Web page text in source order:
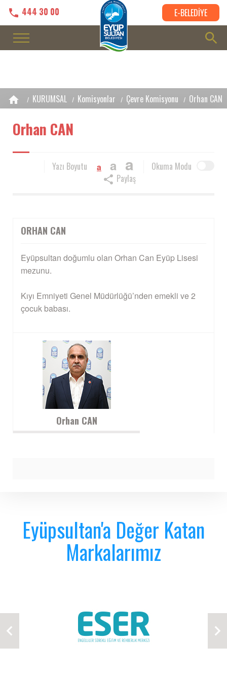
444 30 00 E-BELEDİYE
KURUMSAL Komisyonlar Çevre Komisyonu Orhan CAN
Orhan CAN
Okuma Modu
Yazı Boyutu a a a
Paylaş
ORHAN CAN
Eyüpsultan doğumlu olan Orhan Can Eyüp Lisesi
mezunu.
Kıyı Emniyeti Genel Müdürlüğü’nden emekli ve 2
çocuk babası.
Orhan CAN
Eyüpsultan'a Değer Katan
Markalarımız